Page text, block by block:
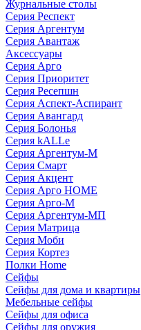
Журнальные столы
Серия Респект
Серия Аргентум
Серия Авантаж
Аксессуары
Серия Арго
Серия Приоритет
Серия Ресепшн
Серия Аспект-Аспирант
Серия Авангард
Серия Болонья
Серия kALLe
Серия Аргентум-М
Серия Смарт
Серия Акцент
Серия Арго HOME
Серия Арго-М
Серия Аргентум-МП
Серия Матрица
Серия Моби
Серия Кортез
Полки Home
Сейфы
Сейфы для дома и квартиры
Мебельные сейфы
Сейфы для офиса
Сейфы для оружия